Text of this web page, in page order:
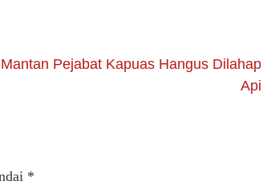
Pejabat Kapuas Hangus Dilahap
Api
*